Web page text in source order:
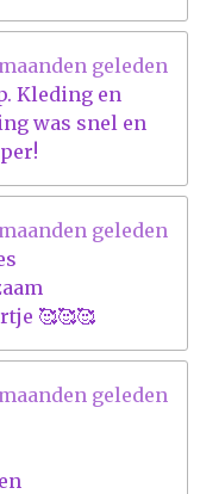
geleden
Kleding en
was snel en
geleden
🥰🥰🥰
geleden